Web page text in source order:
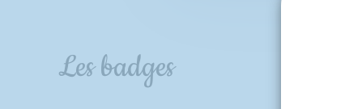
Les badges